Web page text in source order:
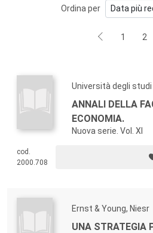
Ordina per
1 2
Università degli studi
ANNALI DELLA
ECONOMIA.
Nuova serie. Vol. XI
cod.
2000.708
Ernst & Young, Niesr
UNA STRATEGIA